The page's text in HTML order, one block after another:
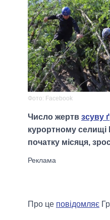
Фото: Facebook
Число жертв зсуву
курортному
початку місяця,
Про це повідомляє